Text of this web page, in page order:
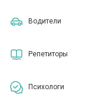
Водители
Репетиторы
Психологи